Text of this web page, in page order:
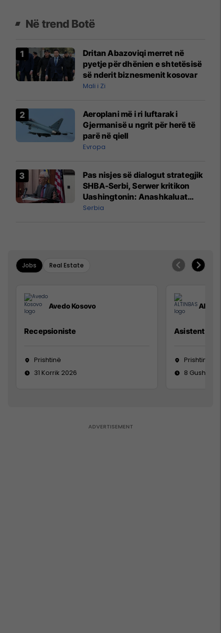
Në trend Botë
Dritan Abazoviqi merret në
pyetje për dhënien e shtetësisë
së nderit biznesmenit kosovar
Mali i Zi
Aeroplani më i ri luftarak i
Gjermanisë u ngrit për herë të
parë në qiell
Evropa
Pas nisjes së dialogut strategjik
SHBA-Serbi, Serwer kritikon
Uashingtonin: Anashkaluat
Banjskën, sulmin ndaj KFOR-it
Serbia
Jobs Real Estate
Avedo Kosovo
Recepsioniste
Prishtinë
31 Korrik 2026
Asistente e
Prishtinë
8 Gusht